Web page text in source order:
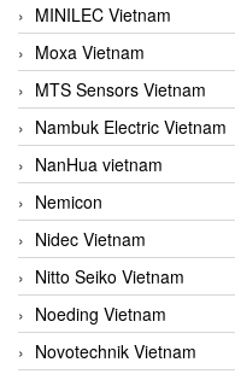
MINILEC Vietnam
Moxa Vietnam
MTS Sensors Vietnam
Nambuk Electric Vietnam
NanHua vietnam
Nemicon
Nidec Vietnam
Nitto Seiko Vietnam
Noeding Vietnam
Novotechnik Vietnam